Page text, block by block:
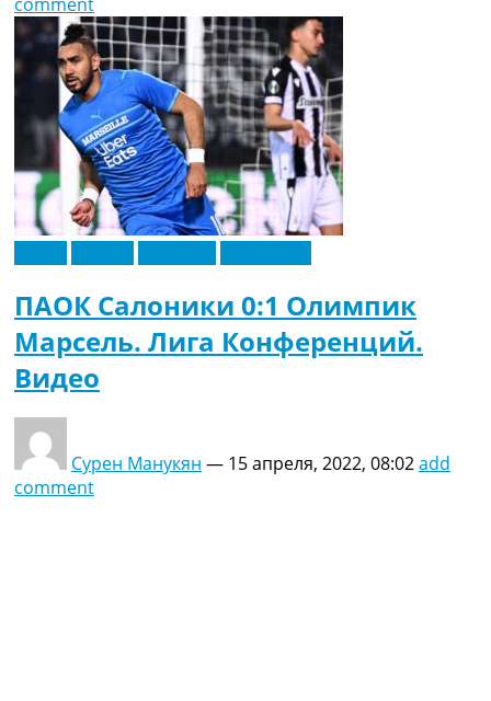
ПАОК Салоники 0:1 Олимпик
Марсель. Лига Конференций.
Видео
Сурен Манукян — 15 апреля, 2022, 08:02add
comment